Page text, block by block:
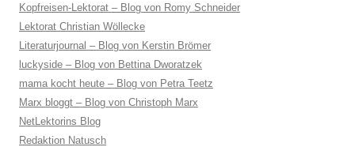
Kopfreisen-Lektorat – Blog von Romy Schneider
Lektorat Christian Wöllecke
Literaturjournal – Blog von Kerstin Brömer
luckyside – Blog von Bettina Dworatzek
mama kocht heute – Blog von Petra Teetz
Marx bloggt – Blog von Christoph Marx
NetLektorins Blog
Redaktion Natusch